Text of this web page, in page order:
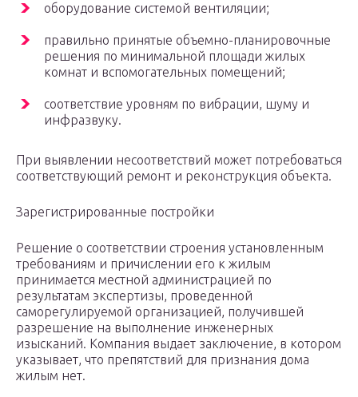
оборудование системой вентиляции;
правильно принятые объемно-планировочные
решения по минимальной площади жилых
комнат и вспомогательных помещений;
соответствие уровням по вибрации, шуму и
инфразвуку.
При выявлении несоответствий может потребоваться
соответствующий ремонт и реконструкция объекта.
Зарегистрированные постройки
Решение о соответствии строения установленным
требованиям и причислении его к жилым
принимается местной администрацией по
результатам экспертизы, проведенной
саморегулируемой организацией, получившей
разрешение на выполнение инженерных
изысканий. Компания выдает заключение, в котором
указывает, что препятствий для признания дома
жилым нет.